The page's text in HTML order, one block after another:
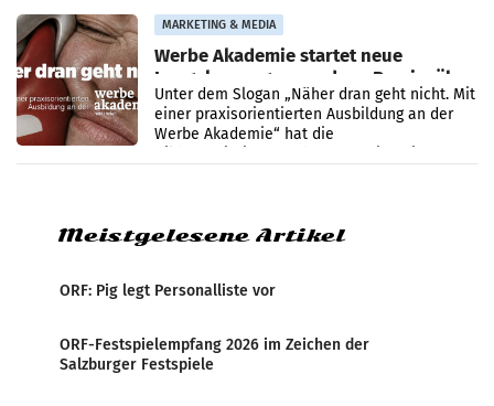
MARKETING & MEDIA
Werbe Akademie startet neue
Imagekampagne rund um Praxisnähe
Unter dem Slogan „Näher dran geht nicht. Mit
einer praxisorientierten Ausbildung an der
Werbe Akademie“ hat die
Meistgelesene Artikel
ORF: Pig legt Personalliste vor
ORF-Festspielempfang 2026 im Zeichen der
Salzburger Festspiele